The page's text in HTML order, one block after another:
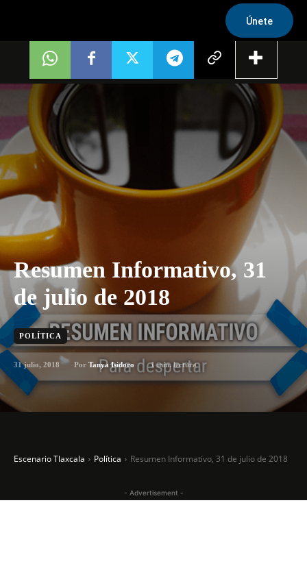
Únete
Resumen Informativo, 31
de julio de 2018
POLÍTICA
31 julio, 2018 Por Tanya Isidoro 1min. lectura
Escenario Tlaxcala Política Resumen Informativo, 31 de julio de 2018
- Advertisement -